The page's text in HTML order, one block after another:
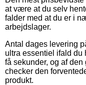
at være at du selv
falder med at du er i
arbejdslager.
Antal dages levering
ultra essentiel ifald du
få sekunder, og af
checker den
produkt.